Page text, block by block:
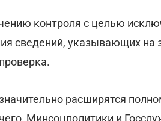
контроля с целью
сведений, указывающих на
расширятся
Минсоцполитики и